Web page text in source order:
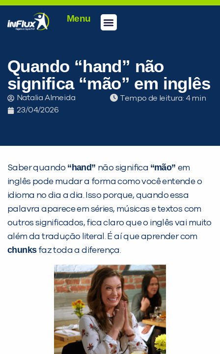
Menu
Quando “hand” não
significa “mão” em inglês
Natalia Almeida
23/04/2026
Tempo de leitura:
Saber quando “hand” não significa “mão”em
inglês pode mudar a forma como você entende o
idioma no dia a dia. Isso porque, quando essa
palavra aparece em séries, músicas e textos com
outros significados, fica claro que o inglês vai muito
além da tradução literal. É aí que aprender com
chunksfaz toda a diferença.